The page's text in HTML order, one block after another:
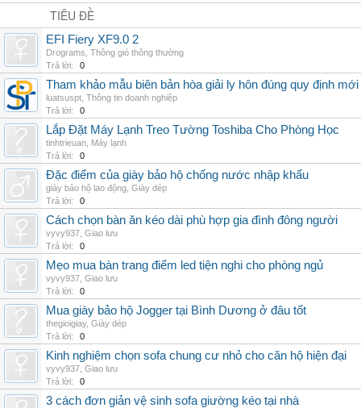
TIÊU ĐỀ
EFI Fiery XF9.0 2
Drograms Thông gió thông thường
Trả lời:
0
Tham khảo mẫu biên bản hòa giải ly hôn đúng quy định mới
luatsuspt Thông tin doanh nghiệp
Trả lời:
0
Lắp Đặt Máy Lạnh Treo Tường Toshiba Cho Phòng Học
tinhtrieuan Máy lạnh
Trả lời:
0
Đặc điểm của giày bảo hộ chống nước nhập khẩu
giày bảo hộ lao động Giày dép
Trả lời:
0
Cách chọn bàn ăn kéo dài phù hợp gia đình đông người
vyvy937 Giao lưu
Trả lời:
0
Mẹo mua bàn trang điểm led tiện nghi cho phòng ngủ
vyvy937 Giao lưu
Trả lời:
0
Mua giày bảo hộ Jogger tại Bình Dương ở đâu tốt
thegioigiay, Giày dép
Trả lời:
0
Kinh nghiệm chọn sofa chung cư nhỏ cho căn hộ hiện đại
vyvy937 Giao lưu
Trả lời:
0
3 cách đơn giản vệ sinh sofa giường kéo tại nhà